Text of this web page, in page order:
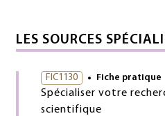
LES SOURCES
FIC1130 Fiche pratique
Spécialiser votre
scientifique